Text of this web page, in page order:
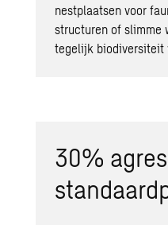
nestplaatsen voor
structuren of slimme
tegelijk biodiversiteit
30%